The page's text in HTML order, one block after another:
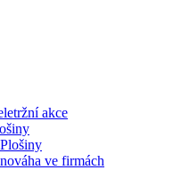
akce
ve firmách